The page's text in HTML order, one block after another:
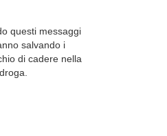
questi messaggi
salvando i
di cadere nella